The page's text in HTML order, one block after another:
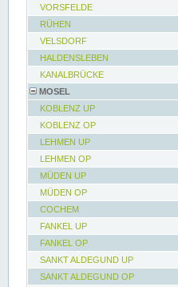
VORSFELDE
RÜHEN
VELSDORF
HALDENSLEBEN
KANALBRÜCKE
MOSEL
KOBLENZ UP
KOBLENZ OP
LEHMEN UP
LEHMEN OP
MÜDEN UP
MÜDEN OP
COCHEM
FANKEL UP
FANKEL OP
SANKT ALDEGUND UP
SANKT ALDEGUND OP